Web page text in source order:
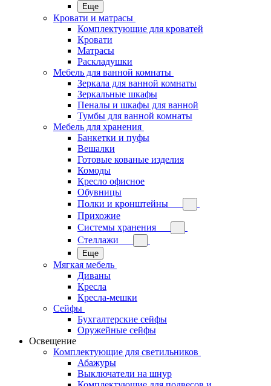
Еще
Кровати и матрасы
Комплектующие для кроватей
Кровати
Матрасы
Раскладушки
Мебель для ванной комнаты
Зеркала для ванной комнаты
Зеркальные шкафы
Пеналы и шкафы для ванной
Тумбы для ванной комнаты
Мебель для хранения
Банкетки и пуфы
Вешалки
Готовые кованые изделия
Комоды
Кресло офисное
Обувницы
Полки и кронштейны
Прихожие
Системы хранения
Стеллажи
Еще
Мягкая мебель
Диваны
Кресла
Кресла-мешки
Сейфы
Бухгалтерские сейфы
Оружейные сейфы
Освещение
Комплектующие для светильников
Абажуры
Выключатели на шнур